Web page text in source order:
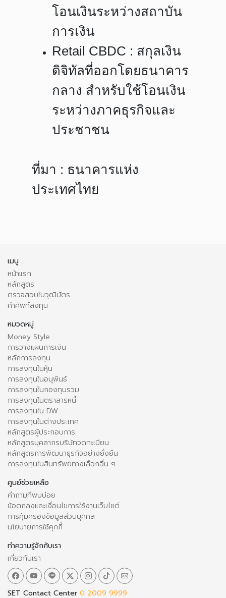
โอนเงินระหว่างสถาบัน
การเงิน
Retail CBDC : สกุลเงิน
ดิจิทัลที่ออกโดยธนาคาร
กลาง สำหรับใช้โอนเงิน
ระหว่างภาคธุรกิจและ
ประชาชน
ที่มา : ธนาคารแห่ง
ประเทศไทย
เมนู
หน้าแรก
หลักสูตร
ตรวจสอบใบวุฒิบัตร
คำศัพท์ลงทุน
หมวดหมู่
Money Style
การวางแผนการเงิน
หลักการลงทุน
การลงทุนในหุ้น
การลงทุนในอนุพันธ์
การลงทุนในกองทุนรวม
การลงทุนในตราสารหนี้
การลงทุนใน DW
การลงทุนในต่างประเทศ
หลักสูตรผู้ประกอบการ
หลักสูตรบุคลากรบริษัทจดทะเบียน
หลักสูตรการพัฒนาธุรกิจอย่างยั่งยืน
การลงทุนในสินทรัพย์ทางเลือกอื่น ๆ
ศูนย์ช่วยเหลือ
คำถามที่พบบ่อย
ข้อตกลงและเงื่อนไขการใช้งานเว็บไซต์
การคุ้มครองข้อมูลส่วนบุคคล
นโยบายการใช้คุกกี้
ทำความรู้จักกับเรา
เกี่ยวกับเรา
SET Contact Center 0 2009 9999